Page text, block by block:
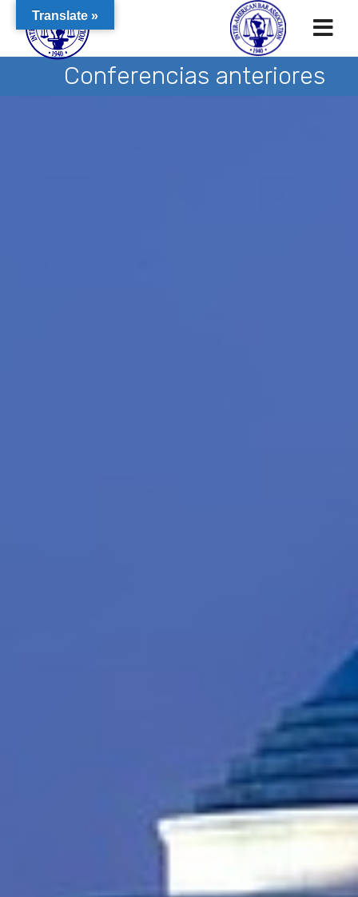
Conferencias anteriores
Translate »